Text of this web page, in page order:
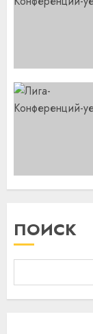
ПОИСК